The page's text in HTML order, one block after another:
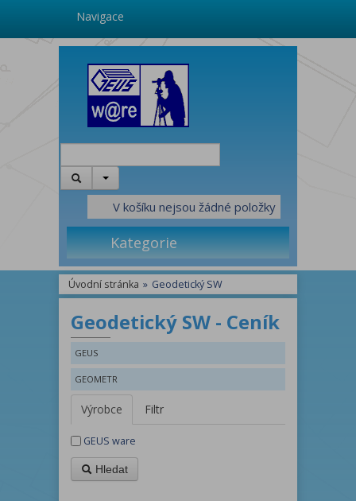
Navigace
V košíku nejsou žádné položky
Kategorie
Úvodní stránka » Geodetický SW
Geodetický SW - Ceník
GEUS
GEOMETR
Výrobce Filtr
GEUS ware
Hledat